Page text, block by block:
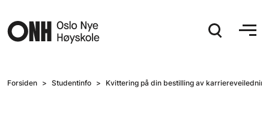
Forsiden Studentinfo Kvittering på din bestilling av karriereveiledning